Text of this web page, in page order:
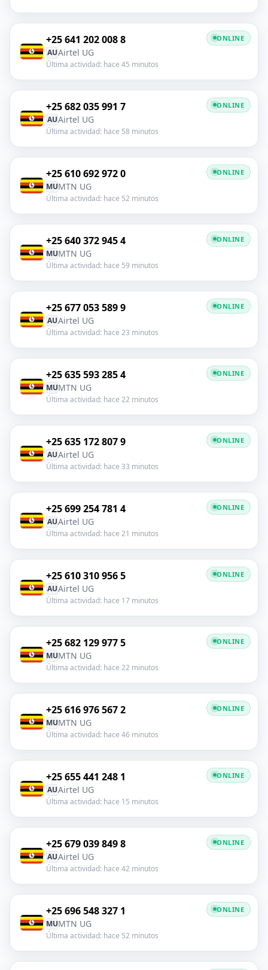
+25 641 202 008 8
AUAirtel UG
Última actividad: hace 45 minutos
ONLINE
+25 682 035 991 7
AUAirtel UG
Última actividad: hace 58 minutos
ONLINE
+25 610 692 972 0
MUMTN UG
Última actividad: hace 52 minutos
ONLINE
+25 640 372 945 4
MUMTN UG
Última actividad: hace 59 minutos
ONLINE
+25 677 053 589 9
AUAirtel UG
Última actividad: hace 23 minutos
ONLINE
+25 635 593 285 4
MUMTN UG
Última actividad: hace 22 minutos
ONLINE
+25 635 172 807 9
AUAirtel UG
Última actividad: hace 33 minutos
ONLINE
+25 699 254 781 4
AUAirtel UG
Última actividad: hace 21 minutos
ONLINE
+25 610 310 956 5
AUAirtel UG
Última actividad: hace 17 minutos
ONLINE
+25 682 129 977 5
MUMTN UG
Última actividad: hace 22 minutos
ONLINE
+25 616 976 567 2
MUMTN UG
Última actividad: hace 46 minutos
ONLINE
+25 655 441 248 1
AUAirtel UG
Última actividad: hace 15 minutos
ONLINE
+25 679 039 849 8
AUAirtel UG
Última actividad: hace 42 minutos
ONLINE
+25 696 548 327 1
MUMTN UG
Última actividad: hace 52 minutos
ONLINE